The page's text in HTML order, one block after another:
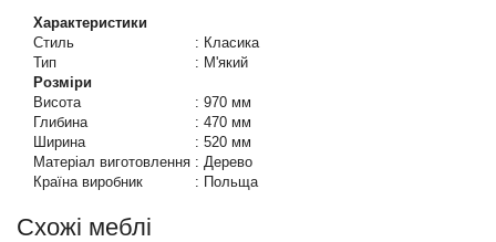
Характеристики
Стиль
: Класика
Тип
: М'який
Розміри
Висота
: 970 мм
Глибина
: 470 мм
Ширина
: 520 мм
Матеріал виготовлення : Дерево
Країна виробник
: Польща
Схожі меблі